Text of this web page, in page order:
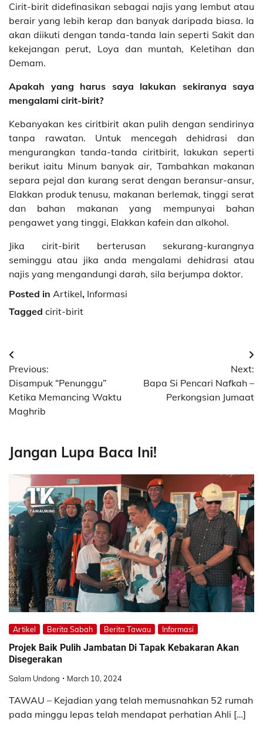
Cirit-birit didefinasikan sebagai najis yang lembut atau
berair yang lebih kerap dan banyak daripada biasa. Ia
akan diikuti dengan tanda-tanda lain seperti Sakit dan
kekejangan perut, Loya dan muntah, Keletihan dan
Demam.
Apakah yang harus saya lakukan sekiranya saya
mengalami cirit-birit?
Kebanyakan kes cirit­birit akan pulih dengan sendirinya
tanpa rawatan. Untuk mencegah dehidrasi dan
mengurangkan tanda-tanda cirit­birit, lakukan seperti
berikut iaitu Minum banyak air, Tambahkan makanan
separa pejal dan kurang serat dengan beransur-ansur,
Elakkan produk tenusu, makanan berlemak, tinggi serat
dan bahan makanan yang mempunyai bahan
pengawet yang tinggi, Elakkan kafein dan alkohol.
Jika cirit-birit berterusan sekurang-kurangnya
seminggu atau jika anda mengalami dehidrasi atau
najis yang mengandungi darah, sila berjumpa doktor.
Posted in Artikel, Informasi
Tagged cirit-birit
Post
navigation
Previous:
Disampuk “Penunggu”
Ketika Memancing Waktu
Maghrib
Next:
Bapa Si Pencari Nafkah –
Perkongsian Jumaat
Jangan Lupa Baca Ini!
Artikel Berita Sabah Berita Tawau Informasi
Projek Baik Pulih Jambatan Di Tapak Kebakaran Akan
Disegerakan
Salam Undong March 10, 2024
TAWAU – Kejadian yang telah memusnahkan 52 rumah
pada minggu lepas telah mendapat perhatian Ahli […]